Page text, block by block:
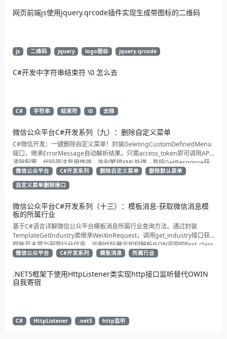
网页前端js使用jquery.qrcode插件实现生成带图标的二维码
js 二维码 jquery logo图标 jquery.qrcode
C#开发中字符串结束符 \0 怎么去
C# 字符串 结束符 \0 去除
微信公众平台C#开发系列（九）：删除自定义菜单
C#微信开发：一键删除自定义菜单！封装DeletingCustomDefinedMenu
接口，继承ErrorMessage自动解析结果。只需access_token即可调用API
清除配置。代码简洁复用性强，告别繁琐XML处理，直接GetResponse获
取状态。适合动态管理公众号的开发者，建议收藏备用！
微信公众平台 C#开发系列 删除自定义菜单
删除默认菜单
自定义菜单删除接口
微信公众平台C#开发系列（十三）：模板消息-获取微信消息模
板的所属行业
基于C#语言详解微信公众平台模板消息所属行业查询方法。通过封装
TemplateGetIndustry类继承WeiXinRequest，调用get_industry接口获
取账号主营与副营行业信息。示例代码展示如何解析JSON返回的first_class
与second_class数据，为开发者提供合规通知场景开发支持
微信公众平台 C#开发系列 模板消息 所属行业
.NET5框架下使用HttpListener类实现http接口监听替代OWIN
自我寄宿
C# HttpListener .net5 http监听